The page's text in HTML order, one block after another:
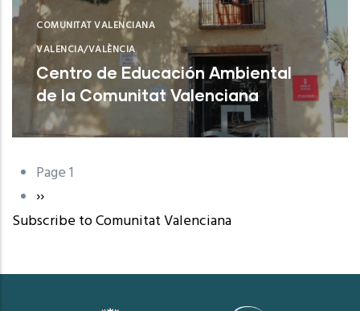
COMUNITAT VALENCIANA
VALENCIA/VALÈNCIA
Centro de Educación Ambiental
de la Comunitat Valenciana
Sagunt (Valencia)
Pagination
Page 1
Next
page
››
Subscribe to Comunitat Valenciana